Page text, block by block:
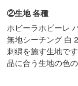
②生地 各種
ホビーラホビーレ
無地シーチング 白
刺繍を施す生地で
品に合う生地の色